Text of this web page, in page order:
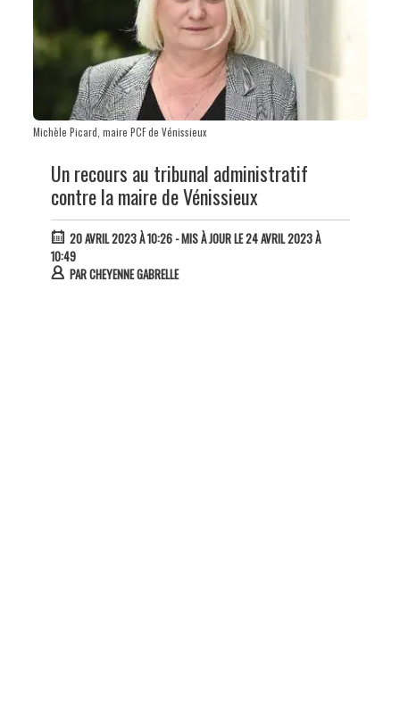
Michèle Picard, maire PCF de Vénissieux
Un recours au tribunal administratif
contre la maire de Vénissieux
20 AVRIL 2023 À 10:26- MIS À JOUR LE 24 AVRIL 2023 À
10:49
PARCHEYENNE GABRELLE